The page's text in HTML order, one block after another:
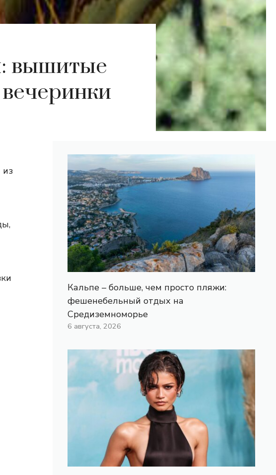
вышитые
Кальпе – больше, чем просто пляжи:
фешенебельный отдых на
Средиземноморье
6 августа, 2026